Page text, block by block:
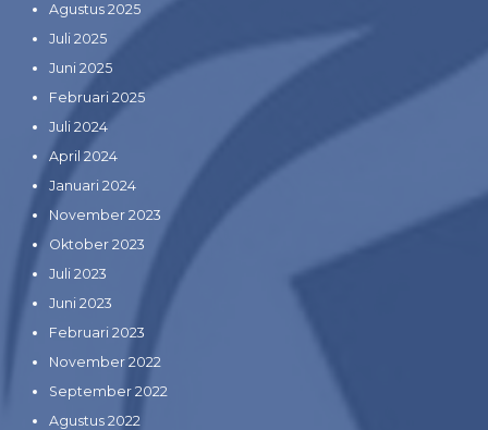
Agustus 2025
Juli 2025
Juni 2025
Februari 2025
Juli 2024
April 2024
Januari 2024
November 2023
Oktober 2023
Juli 2023
Juni 2023
Februari 2023
November 2022
September 2022
Agustus 2022